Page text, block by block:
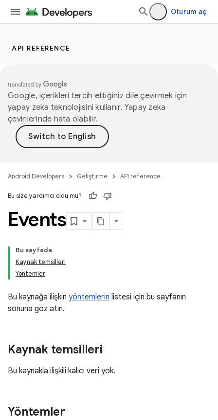
Oturum aç
API REFERENCE
Google, içerikleri tercih ettiğiniz dile çevirmek için
yapay zeka teknolojisini kullanır. Yapay zeka
çevirilerinde hata olabilir.
Android Developers Geliştirme API reference
Bu size yardımcı oldu mu?
Events
Bu sayfada
Kaynak temsilleri
Yöntemler
Bu kaynağa ilişkin yöntemlerin listesi için bu sayfanın
sonuna göz atın.
Kaynak temsilleri
Bu kaynakla ilişkili kalıcı veri yok.
Yöntemler